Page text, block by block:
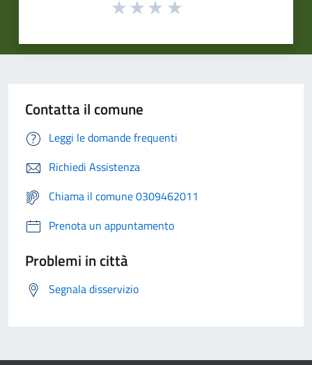
Contatta il comune
Leggi le domande frequenti
Richiedi Assistenza
Chiama il comune 0309462011
Prenota un appuntamento
Problemi in città
Segnala disservizio